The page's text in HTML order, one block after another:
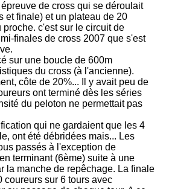
de cross qui se déroulait
et finale) et un plateau de 20
c'est sur le circuit de
finales de cross 2007 que s'est
sur une boucle de 600m
du cross (à l'ancienne).
côte de 20%... Il y avait peu de
ont terminé dès les séries
du peloton ne permettait pas
qui ne gardaient que les 4
ont été débridées mais... Les
passés à l'exception de
terminant (6ème) suite à une
la manche de repêchage. La finale
coureurs sur 6 tours avec